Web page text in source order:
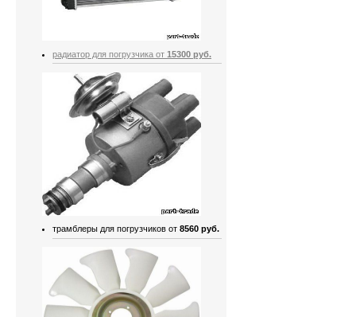
радиатор для погрузчика от 15300 руб.
трамблеры для погрузчиков от 8560 руб.